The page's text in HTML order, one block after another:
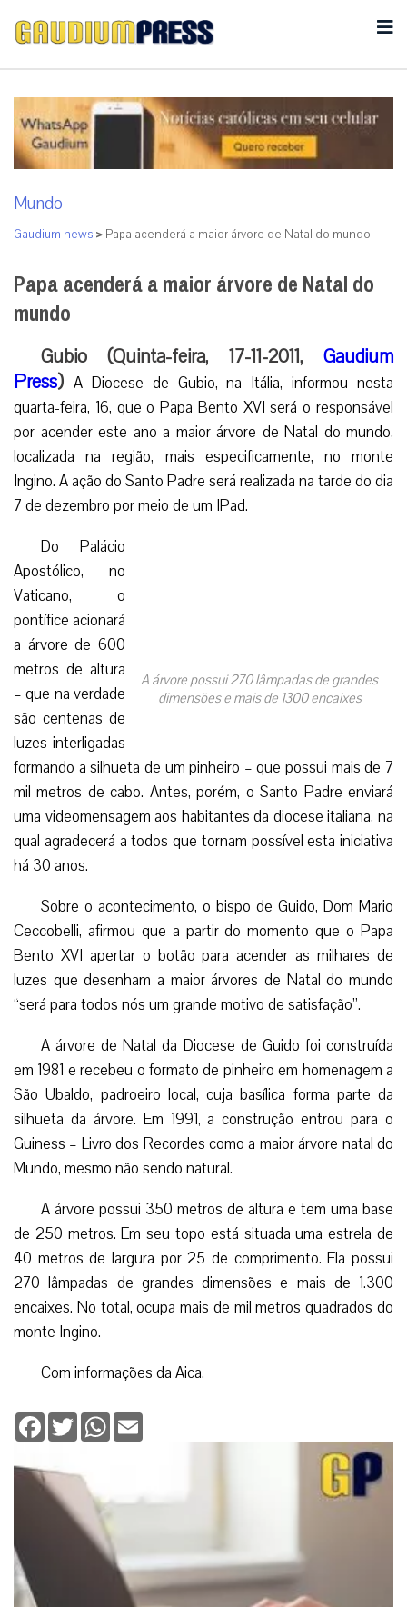
Mundo
Gaudium news > Papa acenderá a maior árvore de Natal do mundo
Papa acenderá a maior árvore de Natal do
mundo
Gubio (Quinta-feira, 17-11-2011, Gaudium
Press) A Diocese de Gubio, na Itália, informou nesta
quarta-feira, 16, que o Papa Bento XVI será o responsável
por acender este ano a maior árvore de Natal do mundo,
localizada na região, mais especificamente, no monte
Ingino. A ação do Santo Padre será realizada na tarde do dia
7 de dezembro por meio de um IPad.
A árvore possui 270 lâmpadas de grandes
dimensões e mais de 1300 encaixes
Do Palácio
Apostólico, no
Vaticano, o
pontífice acionará
a árvore de 600
metros de altura
– que na verdade
são centenas de
luzes interligadas
formando a silhueta de um pinheiro – que possui mais de 7
mil metros de cabo. Antes, porém, o Santo Padre enviará
uma videomensagem aos habitantes da diocese italiana, na
qual agradecerá a todos que tornam possível esta iniciativa
há 30 anos.
Sobre o acontecimento, o bispo de Guido, Dom Mario
Ceccobelli, afirmou que a partir do momento que o Papa
Bento XVI apertar o botão para acender as milhares de
luzes que desenham a maior árvores de Natal do mundo
“será para todos nós um grande motivo de satisfação”.
A árvore de Natal da Diocese de Guido foi construída
em 1981 e recebeu o formato de pinheiro em homenagem a
São Ubaldo, padroeiro local, cuja basílica forma parte da
silhueta da árvore. Em 1991, a construção entrou para o
Guiness – Livro dos Recordes como a maior árvore natal do
Mundo, mesmo não sendo natural.
A árvore possui 350 metros de altura e tem uma base
de 250 metros. Em seu topo está situada uma estrela de
40 metros de largura por 25 de comprimento. Ela possui
270 lâmpadas de grandes dimensões e mais de 1.300
encaixes. No total, ocupa mais de mil metros quadrados do
monte Ingino.
Com informações da Aica.
Facebook
TwitterWhatsApp